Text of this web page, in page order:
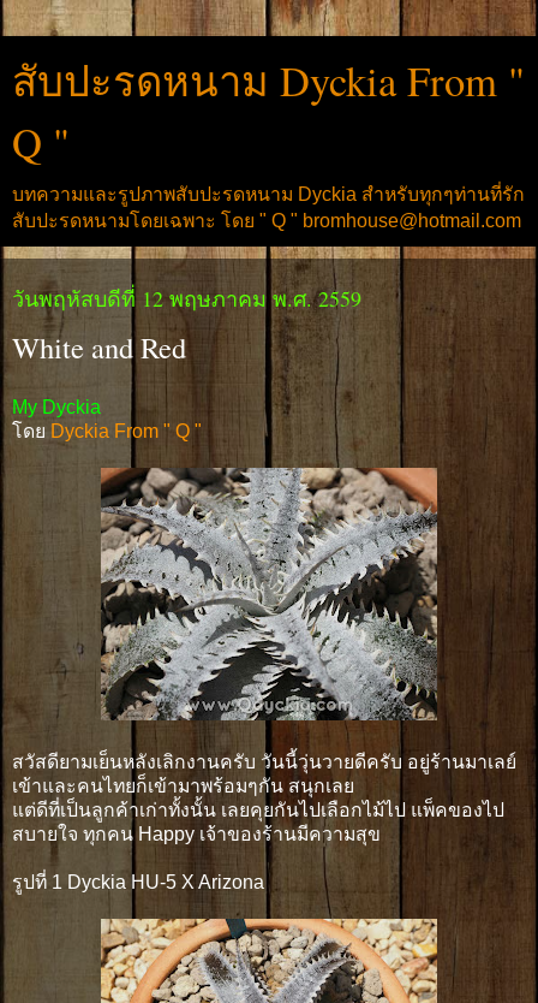
สับปะรดหนาม Dyckia From "
Q "
บทความและรูปภาพสับปะรดหนาม Dyckia สำหรับทุกๆท่านที่รัก
สับปะรดหนามโดยเฉพาะ โดย " Q " bromhouse@hotmail.com
วันพฤหัสบดีที่ 12 พฤษภาคม พ.ศ. 2559
White and Red
My Dyckia
โดย Dyckia From " Q "
สวัสดียามเย็นหลังเลิกงานครับ วันนี้วุ่นวายดีครับ อยู่ร้านมาเลย์
เข้าและคนไทยก็เข้ามาพร้อมๆกัน สนุกเลย
แต่ดีที่เป็นลูกค้าเก่าทั้งนั้น เลยคุยกันไปเลือกไม้ไป แพ็คของไป
สบายใจ ทุกคน Happy เจ้าของร้านมีความสุข
รูปที่ 1 Dyckia HU-5 X Arizona